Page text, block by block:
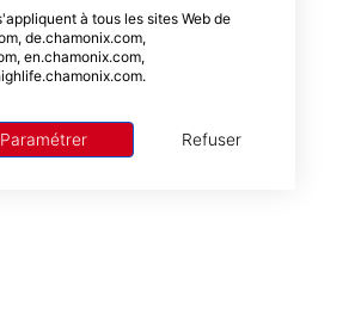
(en supplément)
à tous les sites Web de
de.chamonix.com,
en.chamonix.com,
Paramétrer Refuser